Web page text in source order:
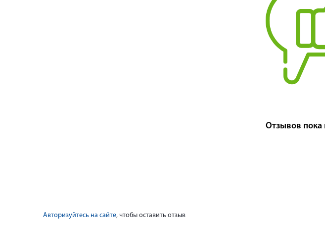
Отзывов пока
Авторизуйтесь на сайте, чтобы оставить отзыв